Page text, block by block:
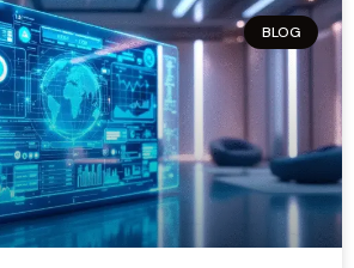
BLOG